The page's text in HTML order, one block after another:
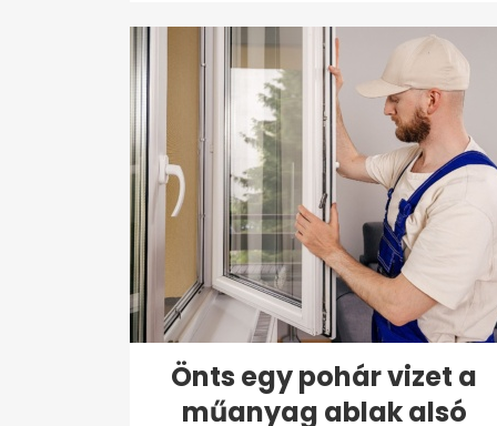
Önts egy pohár vizet a
műanyag ablak alsó